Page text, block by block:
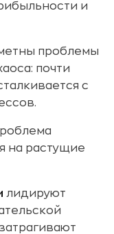
и
проблемы
почти
с
на растущие
лидируют